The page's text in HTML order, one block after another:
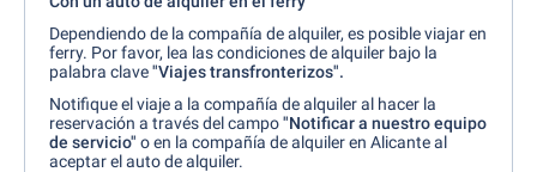
Dependiendo de la compañía de alquiler, es posible viajar en
ferry. Por favor, lea las condiciones de alquiler bajo la
palabra clave"Viajes transfronterizos".
Notifique el viaje a la compañía de alquiler al hacer la
reservación a través del campo"Notificar a nuestro equipo
de servicio" o en la compañía de alquiler en Alicante al
aceptar el auto de alquiler.